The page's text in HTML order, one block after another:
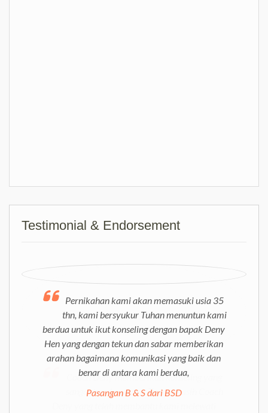
Testimonial & Endorsement
Pernikahan kami akan memasuki usia 35
thn, kami bersyukur Tuhan menuntun kami
berdua untuk ikut konseling dengan bapak Deny
Hen yang dengan tekun dan sabar memberikan
arahan bagaimana komunikasi yang baik dan
benar di antara kami berdua,
Pasangan B & S dari BSD
Coach Deny memberikan konseling yang
sangat tepat sasaran. Terima kasih Coach
Deny yang telah membantu kami melewati
masa-masa sulit ini dan membekalkan kami skill
komunikasi yang tepat untuk dapat menjalani
pernikahan ini dengan baik ke depannya.
Pasangan anonim di Jakarta